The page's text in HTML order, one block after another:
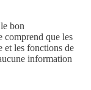
bon
comprend que les
et les fonctions de
information